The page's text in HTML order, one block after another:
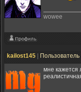
wowee
kailost145
Пользователь
мне кажется